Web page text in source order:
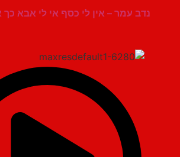
נדב עמר – אין לי כסף אי לי אבא כך אומר ..